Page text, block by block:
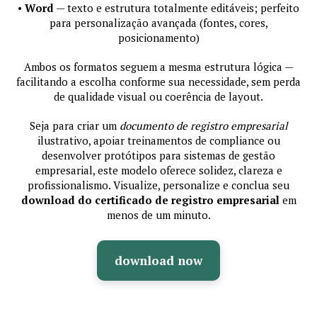
• Word — texto e estrutura totalmente editáveis; perfeito
para personalização avançada (fontes, cores,
posicionamento)
Ambos os formatos seguem a mesma estrutura lógica —
facilitando a escolha conforme sua necessidade, sem perda
de qualidade visual ou coerência de layout.
Seja para criar um documento de registro empresarial
ilustrativo, apoiar treinamentos de compliance ou
desenvolver protótipos para sistemas de gestão
empresarial, este modelo oferece solidez, clareza e
profissionalismo. Visualize, personalize e conclua seu
download do certificado de registro empresarial em
menos de um minuto.
download now